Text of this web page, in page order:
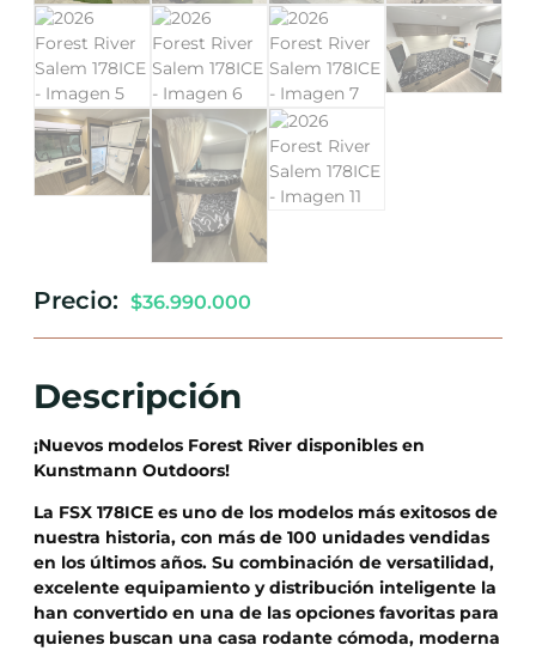
Precio: $36.990.000
Descripción
¡Nuevos modelos Forest River disponibles en
Kunstmann Outdoors!
La FSX 178ICE es uno de los modelos más exitosos de
nuestra historia, con más de 100 unidades vendidas
en los últimos años. Su combinación de versatilidad,
excelente equipamiento y distribución inteligente la
han convertido en una de las opciones favoritas para
quienes buscan una casa rodante cómoda, moderna